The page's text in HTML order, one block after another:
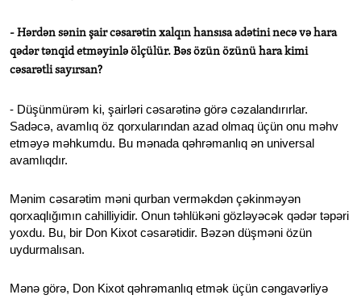
- Hərdən sənin şair cəsarətin xalqın hansısa adətini necə və hara
qədər tənqid etməyinlə ölçülür. Bəs özün özünü hara kimi
cəsarətli sayırsan?
- Düşünmürəm ki, şairləri cəsarətinə görə cəzalandırırlar.
Sadəcə, avamlıq öz qorxularından azad olmaq üçün onu məhv
etməyə məhkumdu. Bu mənada qəhrəmanlıq ən universal
avamlıqdır.
Mənim cəsarətim məni qurban verməkdən çəkinməyən
qorxaqlığımın cahilliyidir. Onun təhlükəni gözləyəcək qədər təpəri
yoxdu. Bu, bir Don Kixot cəsarətidir. Bəzən düşməni özün
uydurmalısan.
Mənə görə, Don Kixot qəhrəmanlıq etmək üçün cəngavərliyə